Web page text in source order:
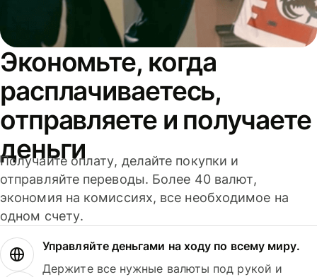
Экономьте, когда
расплачиваетесь,
отправляете и получаете
деньги
Получайте оплату, делайте покупки и
отправляйте переводы. Более 40 валют,
экономия на комиссиях, все необходимое на
одном счету.
Управляйте деньгами на ходу по всему миру.
Держите все нужные валюты под рукой и